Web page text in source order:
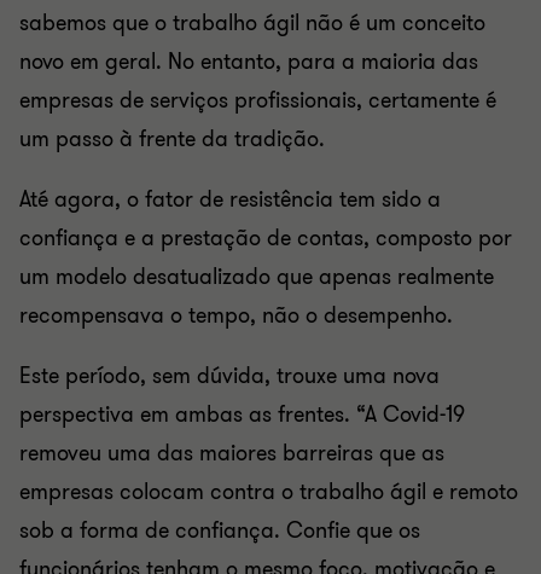
sabemos que o trabalho ágil não é um conceito
novo em geral. No entanto, para a maioria das
empresas de serviços profissionais, certamente é
um passo à frente da tradição.
Até agora, o fator de resistência tem sido a
confiança e a prestação de contas, composto por
um modelo desatualizado que apenas realmente
recompensava o tempo, não o desempenho.
Este período, sem dúvida, trouxe uma nova
perspectiva em ambas as frentes. “A Covid-19
removeu uma das maiores barreiras que as
empresas colocam contra o trabalho ágil e remoto
sob a forma de confiança. Confie que os